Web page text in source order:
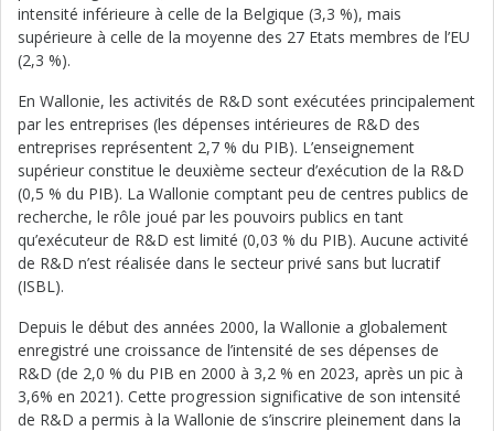
intensité inférieure à celle de la Belgique (3,3 %), mais
supérieure à celle de la moyenne des 27 Etats membres de l’EU
(2,3 %).
En Wallonie, les activités de R&D sont exécutées principalement
par les entreprises (les dépenses intérieures de R&D des
entreprises représentent 2,7 % du PIB). L’enseignement
supérieur constitue le deuxième secteur d’exécution de la R&D
(0,5 % du PIB). La Wallonie comptant peu de centres publics de
recherche, le rôle joué par les pouvoirs publics en tant
qu’exécuteur de R&D est limité (0,03 % du PIB). Aucune activité
de R&D n’est réalisée dans le secteur privé sans but lucratif
(ISBL).
Depuis le début des années 2000, la Wallonie a globalement
enregistré une croissance de l’intensité de ses dépenses de
R&D (de 2,0 % du PIB en 2000 à 3,2 % en 2023, après un pic à
3,6% en 2021). Cette progression significative de son intensité
de R&D a permis à la Wallonie de s’inscrire pleinement dans la